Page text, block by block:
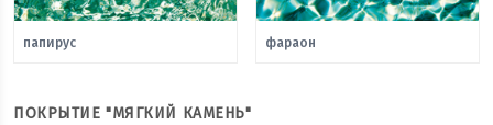
папирус фараон
ПОКРЫТИЕ "МЯГКИЙ КАМЕНЬ"